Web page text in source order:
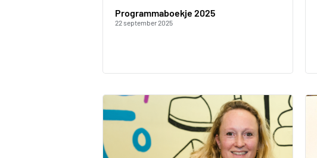
Programmaboekje 2025
22 september 2025